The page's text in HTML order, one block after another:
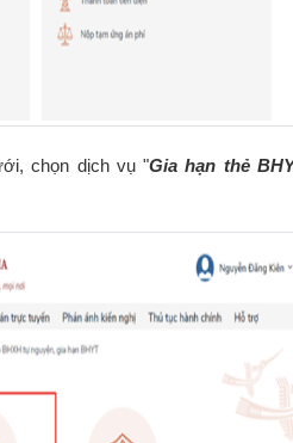
chọn dịch vụ "Gia hạn thẻ